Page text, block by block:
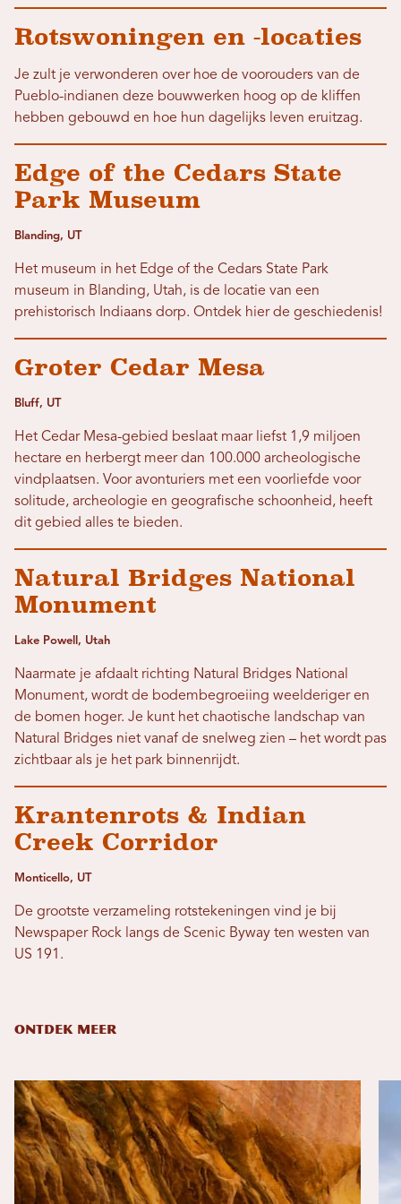
Rotswoningen en -locaties
Je zult je verwonderen over hoe de voorouders van de
Pueblo-indianen deze bouwwerken hoog op de kliffen
hebben gebouwd en hoe hun dagelijks leven eruitzag.
Edge of the Cedars State
Park Museum
Blanding, UT
Het museum in het Edge of the Cedars State Park
museum in Blanding, Utah, is de locatie van een
prehistorisch Indiaans dorp. Ontdek hier de geschiedenis!
Groter Cedar Mesa
Bluff, UT
Het Cedar Mesa-gebied beslaat maar liefst 1,9 miljoen
hectare en herbergt meer dan 100.000 archeologische
vindplaatsen. Voor avonturiers met een voorliefde voor
solitude, archeologie en geografische schoonheid, heeft
dit gebied alles te bieden.
Natural Bridges National
Monument
Lake Powell, Utah
Naarmate je afdaalt richting Natural Bridges National
Monument, wordt de bodembegroeiing weelderiger en
de bomen hoger. Je kunt het chaotische landschap van
Natural Bridges niet vanaf de snelweg zien – het wordt pas
zichtbaar als je het park binnenrijdt.
Krantenrots & Indian
Creek Corridor
Monticello, UT
De grootste verzameling rotstekeningen vind je bij
Newspaper Rock langs de Scenic Byway ten westen van
US 191.
ONTDEK MEER